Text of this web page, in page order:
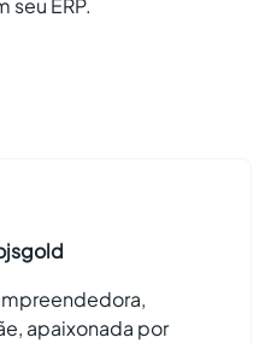
ERP.
apaixonada por